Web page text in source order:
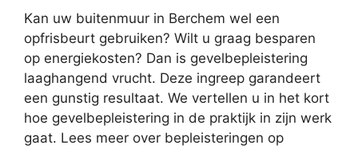
Kan uw buitenmuur in Berchem wel een
opfrisbeurt gebruiken? Wilt u graag besparen
op energiekosten? Dan is gevelbepleistering
laaghangend vrucht. Deze ingreep garandeert
een gunstig resultaat. We vertellen u in het kort
hoe gevelbepleistering in de praktijk in zijn werk
gaat. Lees meer over bepleisteringen op